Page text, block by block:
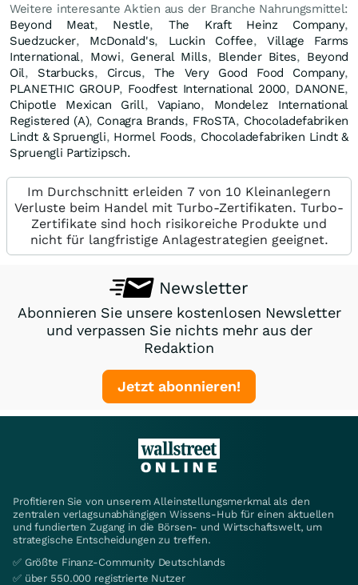
Weitere interesante Aktien aus der Branche Nahrungsmittel:
Beyond Meat, Nestle, The Kraft Heinz Company,
Suedzucker, McDonald's, Luckin Coffee, Village Farms
International, Mowi, General Mills, Blender Bites, Beyond
Oil, Starbucks, Circus,The Very Good Food Company,
PLANETHIC GROUP, Foodfest International 2000, DANONE,
Chipotle Mexican Grill,Vapiano, Mondelez International
Registered (A), Conagra Brands, FRoSTA, Chocoladefabriken
Lindt & Spruengli, Hormel Foods, Chocoladefabriken Lindt &
Spruengli Partizipsch.
Im Durchschnitt erleiden 7 von 10 Kleinanlegern
Verluste beim Handel mit Turbo-Zertifikaten. Turbo-
Zertifikate sind hoch risikoreiche Produkte und
nicht für langfristige Anlagestrategien geeignet.
Newsletter
Abonnieren Sie unsere kostenlosen Newsletter
und verpassen Sie nichts mehr aus der
Redaktion
Jetzt abonnieren!
Profitieren Sie von unserem Alleinstellungsmerkmal als den
zentralen verlagsunabhängigen Wissens-Hub für einen aktuellen
und fundierten Zugang in die Börsen- und Wirtschaftswelt, um
strategische Entscheidungen zu treffen.
✅ Größte Finanz-Community Deutschlands
✅ über 550.000 registrierte Nutzer